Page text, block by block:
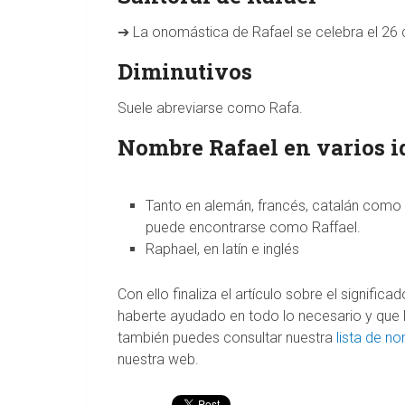
➔ La onomástica de Rafael se celebra el 26
Diminutivos
Suele abreviarse como Rafa.
Nombre Rafael en varios
Tanto en alemán, francés, catalán
puede encontrarse como Raffael.
Raphael, en latín e inglés
Con ello finaliza el artículo sobre el
haberte ayudado en todo lo necesario y
también puedes consultar nuestra lista de
nuestra web.